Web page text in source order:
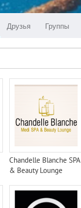
Друзья Группы
Chandelle Blanche SPA
& Beauty Lounge